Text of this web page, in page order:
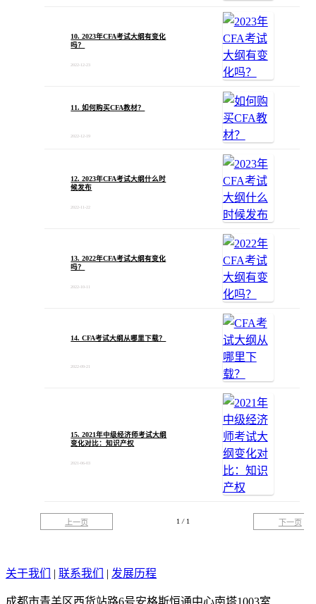
10. 2023年CFA考试大纲有变化
吗？
2022-12-23
11. 如何购买CFA教材？
2022-12-19
12. 2023年CFA考试大纲什么时
候发布
2022-11-22
13. 2022年CFA考试大纲有变化
吗？
2022-10-11
14. CFA考试大纲从哪里下载？
2022-09-21
15. 2021年中级经济师考试大纲
变化对比：知识产权
2021-06-03
上一页 1/1 下一页
关于我们 | 联系我们 | 发展历程
成都市青羊区西货站路6号安格斯恒通中心南塔1003室